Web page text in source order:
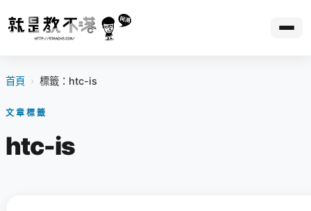
首頁 › 標籤：htc-is
文章標籤
htc-is